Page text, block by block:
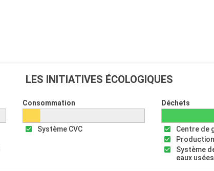
LES INITIATIVES ÉCOLOGIQUES
Consommation
Système CVC
Déchets
Centre de
Système
eaux usées